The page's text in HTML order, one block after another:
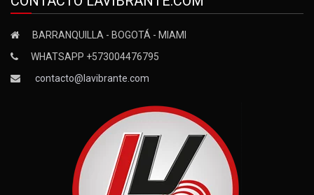
BARRANQUILLA - BOGOTÁ - MIAMI
WHATSAPP +573004476795
contacto@lavibrante.com